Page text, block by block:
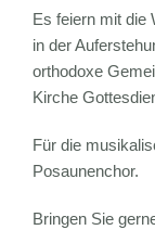
Es feiern mit die
in der
orthodoxe
Kirche
Für die
Posaunenchor.
Bringen Sie